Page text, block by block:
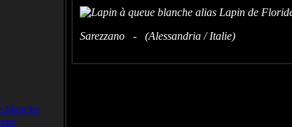
Sarezzano - (Alessandria / Italie)